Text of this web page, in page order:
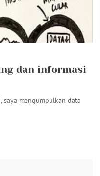
dan informasi
mengumpulkan data